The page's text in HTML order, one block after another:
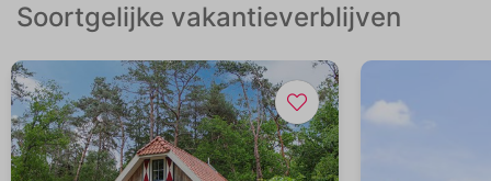
Soortgelijke vakantieverblijven